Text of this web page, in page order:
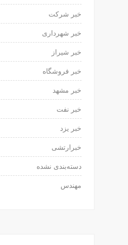
خبر شرکت
خبر شهرداری
خبر شیراز
خبر فروشگاه
خبر مشهد
خبر نفت
خبر یزد
خبرارتشی
دسته‌بندی نشده
مهندس